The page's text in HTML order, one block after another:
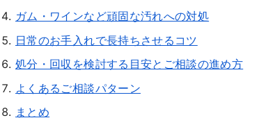
ガム・ワインなど頑固な汚れへの対処
日常のお手入れで長持ちさせるコツ
処分・回収を検討する目安とご相談の進め方
よくあるご相談パターン
まとめ